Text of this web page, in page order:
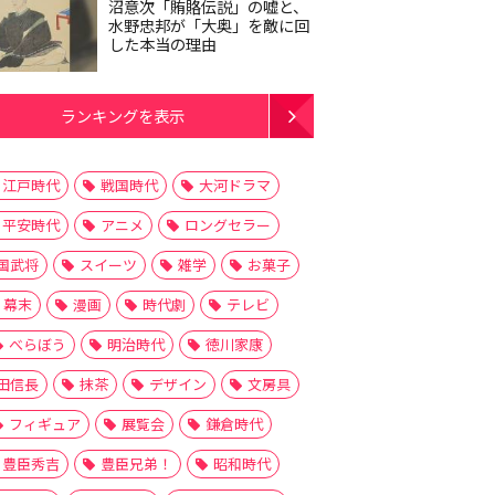
沼意次「賄賂伝説」の嘘と、
水野忠邦が「大奥」を敵に回
した本当の理由
ランキングを表示
江戸時代 戦国時代
大河ドラマ
平安時代
アニメ
ロングセラー
武将
スイーツ 雑学
お菓子
幕末
漫画 時代劇
テレビ
べらぼう
明治時代
徳川家康
信長
抹茶 デザイン
文房具
フィギュア
展覧会
鎌倉時代
豊臣秀吉
豊臣兄弟！
昭和時代